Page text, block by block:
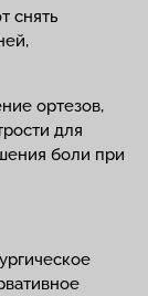
снять
ортезов,
для
боли при